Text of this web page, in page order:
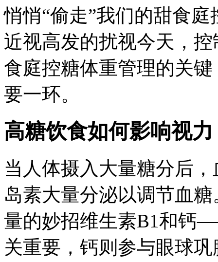
悄悄“偷走”我们的甜食
近视高发的扰视今天，
食庭控糖体重管理的关
要一环。
高糖饮食如何影响视
当人体摄入大量糖分后
岛素大量分泌以调节血
量的妙招维生素B1和钙
关重要，钙则参与眼球